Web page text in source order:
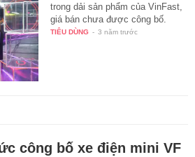
trong dải sản phẩm của VinFast,
giá bán chưa được công bố.
TIÊU DÙNG - 3 năm trước
công bố xe điện mini VF